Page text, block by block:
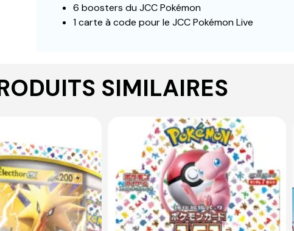
6 boosters du JCC Pokémon
1 carte à code pour le JCC Pokémon Live
SIMILAIRES